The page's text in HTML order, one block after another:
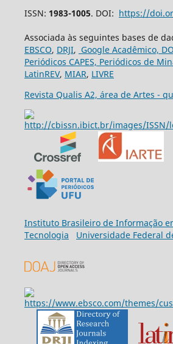
ISSN: 1983-1005. DOI: https://
Associada às seguintes bases de
EBSCO, DRJI, Google Acadêmico,
Periódicos CAPES, Periódicos de
LatinREV, MIAR, LIVRE
Revista Qualis A2, área de Artes -
Instituto Brasileiro de Informação
Tecnologia
Universidade Federal